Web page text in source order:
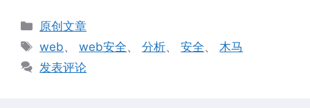
分
原创文章
标
签
web、web安全、分析、安全、 木马
发表评论